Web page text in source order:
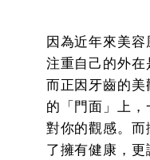
因為近年來美
注重自己的外在
而正因牙齒的美
的「門面」上
對你的觀感。
了擁有健康，